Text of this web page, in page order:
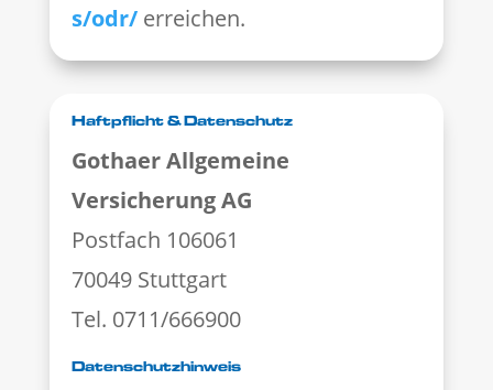
s/odr/erreichen.
Haftpflicht & Datenschutz
Gothaer Allgemeine
Versicherung AG
Postfach 106061
70049 Stuttgart
Tel. 0711/666900
Datenschutzhinweis